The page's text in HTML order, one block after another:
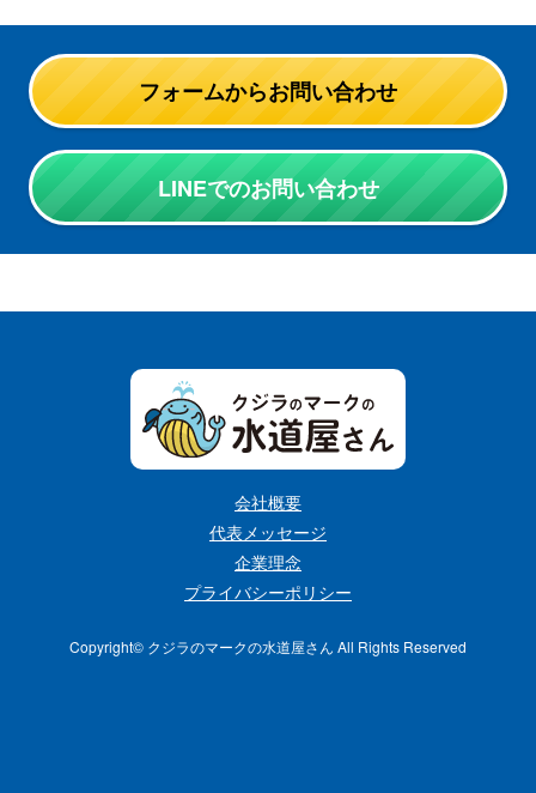
フォームからお問い合わせ
LINEでのお問い合わせ
会社概要
代表メッセージ
企業理念
プライバシーポリシー
Copyright©︎ クジラのマークの水道屋さん All Rights Reserved